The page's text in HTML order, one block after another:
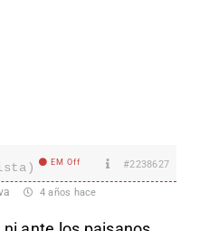
EM Off #2238627
4 años hace